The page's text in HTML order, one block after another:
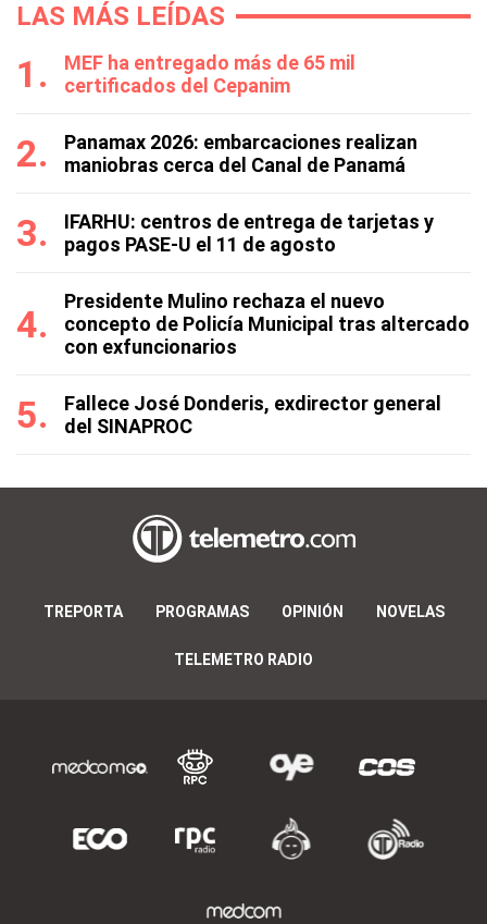
LAS MÁS LEÍDAS
MEF ha entregado más de 65 mil
certificados del Cepanim
Panamax 2026: embarcaciones realizan
maniobras cerca del Canal de Panamá
IFARHU: centros de entrega de tarjetas y
pagos PASE-U el 11 de agosto
Presidente Mulino rechaza el nuevo
concepto de Policía Municipal tras altercado
con exfuncionarios
Fallece José Donderis, exdirector general
del SINAPROC
TREPORTA PROGRAMAS OPINIÓN NOVELAS
TELEMETRO RADIO